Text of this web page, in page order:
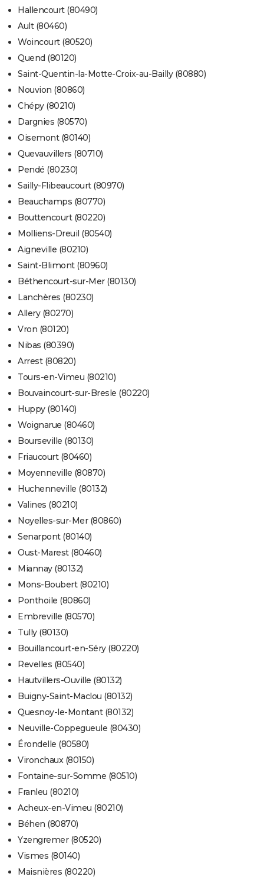
Hallencourt (80490)
Ault (80460)
Woincourt (80520)
Quend (80120)
Saint-Quentin-la-Motte-Croix-au-Bailly (80880)
Nouvion (80860)
Chépy (80210)
Dargnies (80570)
Oisemont (80140)
Quevauvillers (80710)
Pendé (80230)
Sailly-Flibeaucourt (80970)
Beauchamps (80770)
Bouttencourt (80220)
Molliens-Dreuil (80540)
Aigneville (80210)
Saint-Blimont (80960)
Béthencourt-sur-Mer (80130)
Lanchères (80230)
Allery (80270)
Vron (80120)
Nibas (80390)
Arrest (80820)
Tours-en-Vimeu (80210)
Bouvaincourt-sur-Bresle (80220)
Huppy (80140)
Woignarue (80460)
Bourseville (80130)
Friaucourt (80460)
Moyenneville (80870)
Huchenneville (80132)
Valines (80210)
Noyelles-sur-Mer (80860)
Senarpont (80140)
Oust-Marest (80460)
Miannay (80132)
Mons-Boubert (80210)
Ponthoile (80860)
Embreville (80570)
Tully (80130)
Bouillancourt-en-Séry (80220)
Revelles (80540)
Hautvillers-Ouville (80132)
Buigny-Saint-Maclou (80132)
Quesnoy-le-Montant (80132)
Neuville-Coppegueule (80430)
Érondelle (80580)
Vironchaux (80150)
Fontaine-sur-Somme (80510)
Franleu (80210)
Acheux-en-Vimeu (80210)
Béhen (80870)
Yzengremer (80520)
Vismes (80140)
Maisnières (80220)